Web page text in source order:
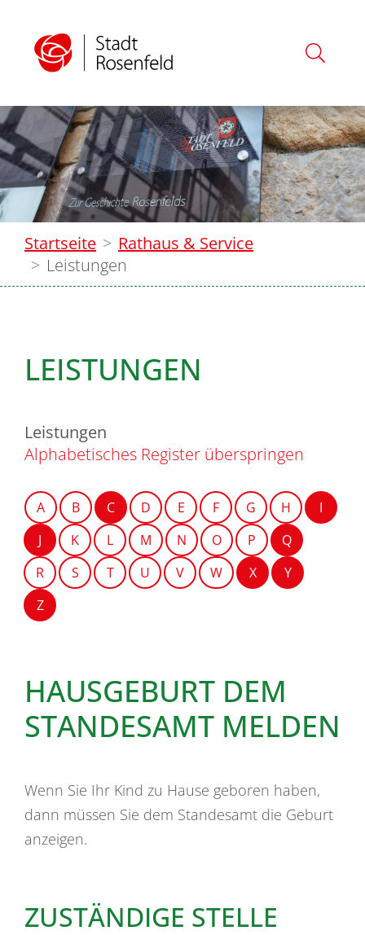
Startseite
Rathaus & Service
Leistungen
LEISTUNGEN
Leistungen
Alphabetisches Register überspringen
A B C D E F G H
I
J
K L M N O P
Q
R
S T U V W X
Y
Z
HAUSGEBURT DEM
STANDESAMT MELDEN
Wenn Sie Ihr Kind zu Hause geboren haben,
dann müssen Sie dem Standesamt die Geburt
anzeigen.
ZUSTÄNDIGE STELLE